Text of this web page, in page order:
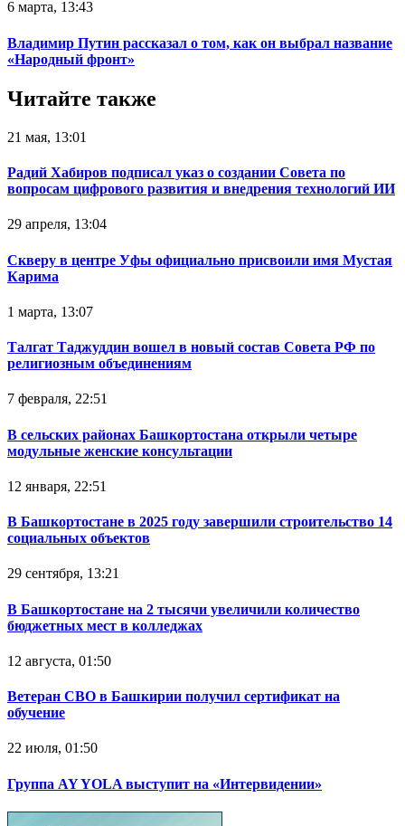
6 марта, 13:43
Владимир Путин рассказал о том, как он выбрал название
«Народный фронт»
Читайте также
21 мая, 13:01
Радий Хабиров подписал указ о создании Совета по
вопросам цифрового развития и внедрения технологий ИИ
29 апреля, 13:04
Скверу в центре Уфы официально присвоили имя Мустая
Карима
1 марта, 13:07
Талгат Таджуддин вошел в новый состав Совета РФ по
религиозным объединениям
7 февраля, 22:51
В сельских районах Башкортостана открыли четыре
модульные женские консультации
12 января, 22:51
В Башкортостане в 2025 году завершили строительство 14
социальных объектов
29 сентября, 13:21
В Башкортостане на 2 тысячи увеличили количество
бюджетных мест в колледжах
12 августа, 01:50
Ветеран СВО в Башкирии получил сертификат на
обучение
22 июля, 01:50
Группа AY YOLA выступит на «Интервидении»